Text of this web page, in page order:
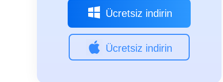
Ücretsiz indirin
Ücretsiz indirin